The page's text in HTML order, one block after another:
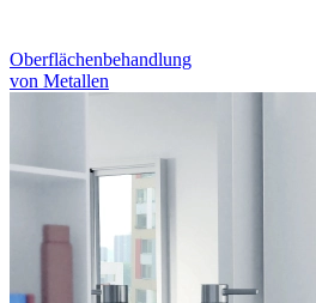
Oberflächenbehandlung
von Metallen